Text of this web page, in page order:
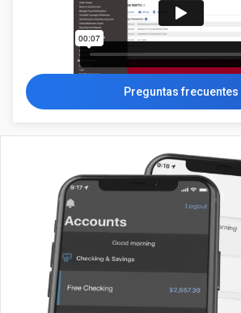
Preguntas frecuentes